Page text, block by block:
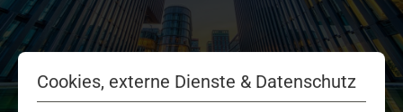
Cookies, externe Dienste & Datenschutz